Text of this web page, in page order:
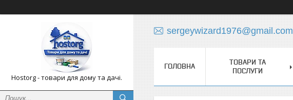
Hostorg - товари для дому та дачі.
sergeywizard1976@gmail.com
ГОЛОВНА
ТОВАРИ ТА
ПОСЛУГИ